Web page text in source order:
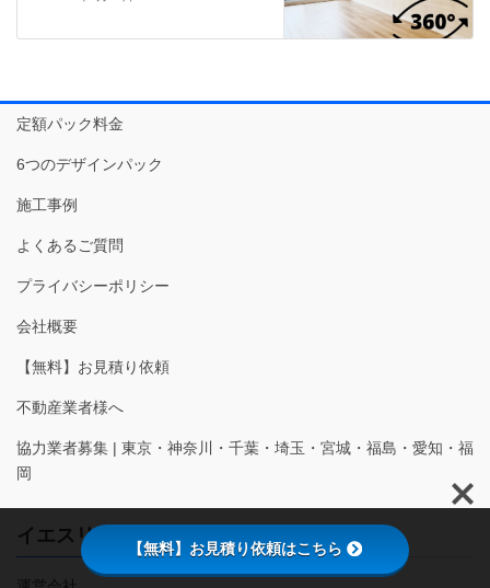
定額パック料金
6つのデザインパック
施工事例
よくあるご質問
プライバシーポリシー
会社概要
【無料】お見積り依頼
不動産業者様へ
協力業者募集 | 東京・神奈川・千葉・埼玉・宮城・福島・愛知・福
岡
イエスリノベーション
【無料】お見積り依頼はこちら